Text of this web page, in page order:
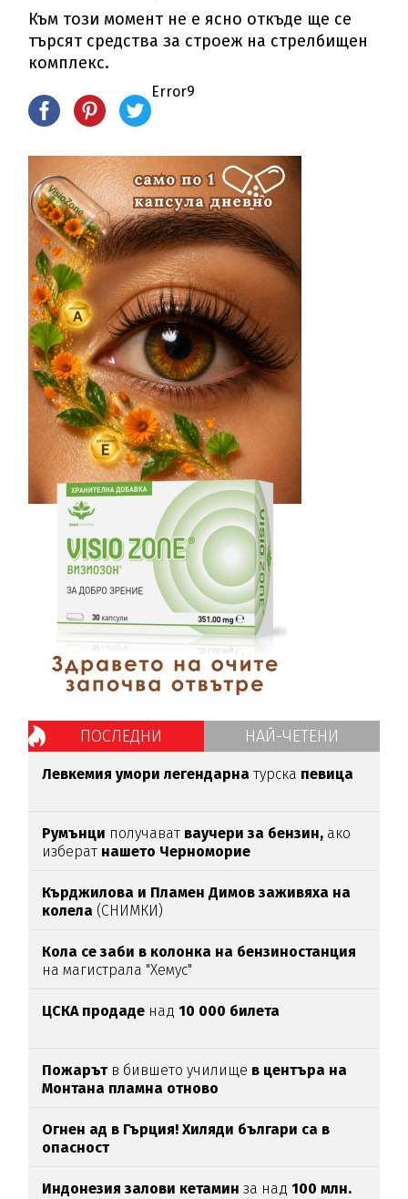
Към този момент не е ясно откъде ще се
търсят средства за строеж на стрелбищен
комплекс.
Error9
ПОСЛЕДНИ НАЙ-ЧЕТЕНИ
Левкемия умори легендарна турска певица
Румънци получават ваучери за бензин, ако
изберат нашето Черноморие
Кърджилова и Пламен Димов заживяха на
колела (СНИМКИ)
Кола се заби в колонка на бензиностанция
на магистрала "Хемус"
ЦСКА продаде над10 000 билета
Пожарът в бившето училище в центъра на
Монтана пламна отново
Огнен ад в Гърция! Хиляди българи са в
опасност
Индонезия залови кетамин за над100 млн.